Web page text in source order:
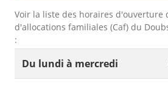
Voir la liste des horaires d'ouverture
d'allocations familiales (Caf) du
:
Du lundi à mercredi